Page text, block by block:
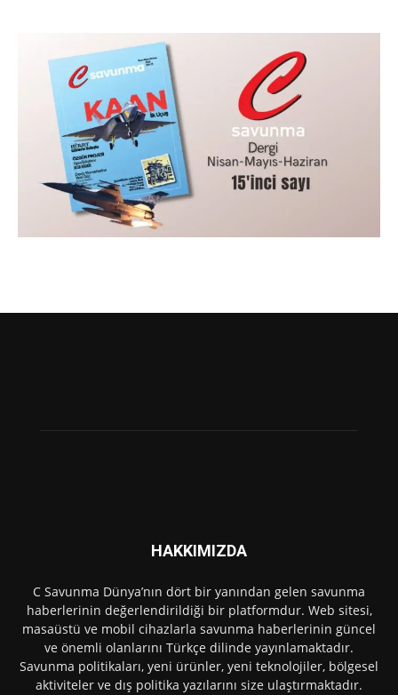
HAKKIMIZDA
C Savunma Dünya’nın dört bir yanından gelen savunma
haberlerinin değerlendirildiği bir platformdur. Web sitesi,
masaüstü ve mobil cihazlarla savunma haberlerinin güncel
ve önemli olanlarını Türkçe dilinde yayınlamaktadır.
Savunma politikaları, yeni ürünler, yeni teknolojiler, bölgesel
aktiviteler ve dış politika yazılarını size ulaştırmaktadır.